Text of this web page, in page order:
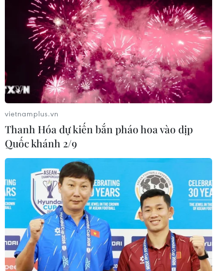
Ông Emmanuel Macron tái đắc cử Tổng
thống Pháp nhiệm kỳ 2
Tổng thống Pháp đương nhiệm Macron đã giành chiến
thắng trong cuộc bầu cử tổng thống Pháp vòng hai năm
2022 với 57,6% số phiếu bầu trong khi đối thủ Le Pen
chỉ giành được 42,4% số phiếu.
vietnamplus.vn
Thanh Hóa dự kiến bắn pháo hoa vào dịp
Quốc khánh 2/9